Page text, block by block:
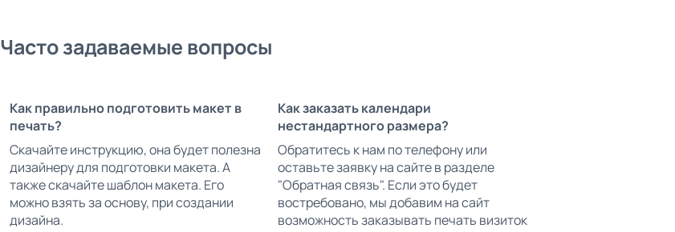
Часто задаваемые вопросы
Как правильно подготовить макет в
печать?
Скачайте инструкцию, она будет полезна
дизайнеру для подготовки макета. А
также скачайте шаблон макета. Его
можно взять за основу, при создании
дизайна.
Как заказать календари
нестандартного размера?
Обратитесь к нам по телефону или
оставьте заявку на сайте в разделе
"Обратная связь". Если это будет
востребовано, мы добавим на сайт
возможность заказывать печать визиток